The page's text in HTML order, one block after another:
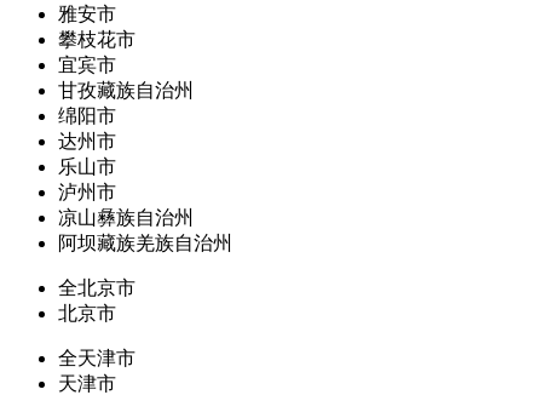
雅安市
攀枝花市
宜宾市
甘孜藏族自治州
绵阳市
达州市
乐山市
泸州市
凉山彝族自治州
阿坝藏族羌族自治州
全北京市
北京市
全天津市
天津市